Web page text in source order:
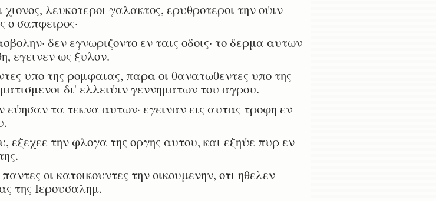
λευκοτεροι γαλακτος, ερυθροτεροι την οψιν
ο σαπφειρος·
δεν εγνωριζοντο εν ταις οδοις· το δερμα αυτων
εγεινεν ως ξυλον.
υπο της ρομφαιας, παρα οι θανατωθεντες υπο της
δι' ελλειψιν γεννηματων του αγρου.
τα τεκνα αυτων· εγειναν εις αυτας τροφη εν
εξεχεε την φλογα της οργης αυτου, και εξηψε πυρ εν
οι κατοικουντες την οικουμενην, οτι ηθελεν
της Ιερουσαλημ.